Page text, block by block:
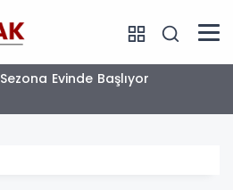
Evinde Başlıyor